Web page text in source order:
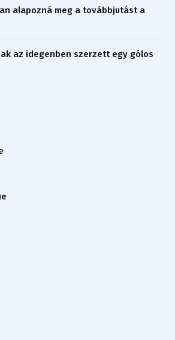
alapozná meg a továbbjutást a
az idegenben szerzett egy gólos